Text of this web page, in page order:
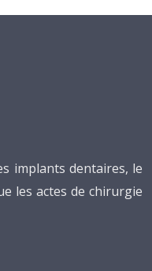
implants dentaires, le
les actes de chirurgie